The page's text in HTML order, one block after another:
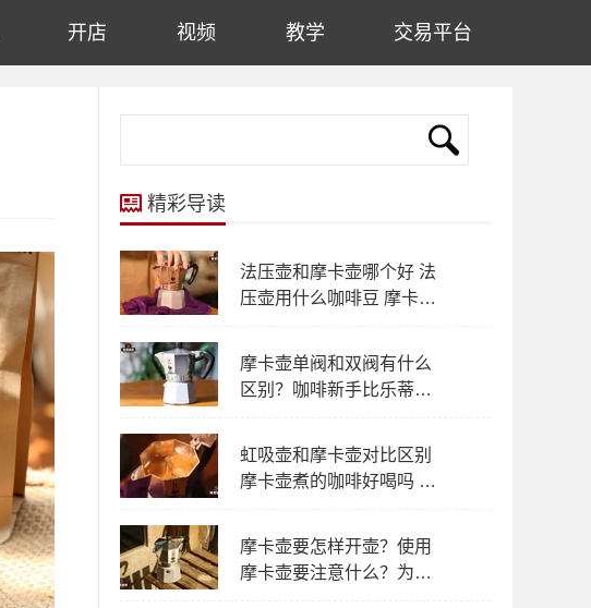
开店 视频 教学 交易平台
精彩导读
法压壶和摩卡壶哪个好 法
压壶用什么咖啡豆 摩卡壶
摩卡壶单阀和双阀有什么
区别？咖啡新手比乐蒂摩
虹吸壶和摩卡壶对比区别
摩卡壶煮的咖啡好喝吗 虹
摩卡壶要怎样开壶？使用
摩卡壶要注意什么？为什